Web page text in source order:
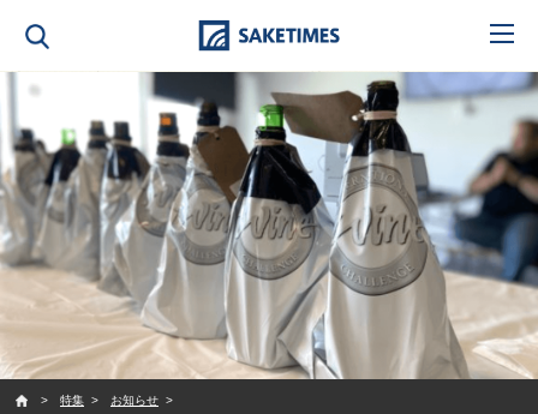
特集
お知らせ